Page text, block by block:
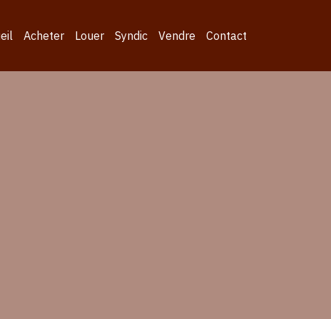
Acheter Louer Syndic Vendre Contact